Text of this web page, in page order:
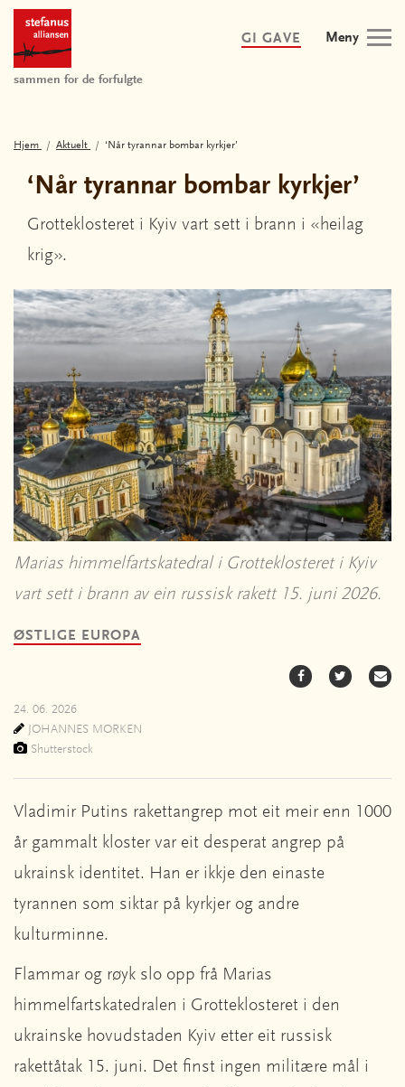
Meny
sammen for de forfulgte
GI GAVE
Hjem Aktuelt ‘Når tyrannar bombar kyrkjer’
‘Når tyrannar bombar kyrkjer’
Grotteklosteret i Kyiv vart sett i brann i «heilag
krig».
Marias himmelfartskatedral i Grotteklosteret i Kyiv
vart sett i brann av ein russisk rakett 15. juni 2026.
ØSTLIGE EUROPA
24. 06. 2026
JOHANNES MORKEN
Shutterstock
Vladimir Putins rakettangrep mot eit meir enn 1000
år gammalt kloster var eit desperat angrep på
ukrainsk identitet. Han er ikkje den einaste
tyrannen som siktar på kyrkjer og andre
kulturminne.
Flammar og røyk slo opp frå Marias
himmelfartskatedralen i Grotteklosteret i den
ukrainske hovudstaden Kyiv etter eit russisk
rakettåtak 15. juni. Det finst ingen militære mål i